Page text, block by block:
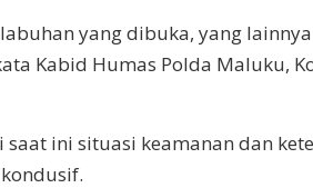
yang dibuka, yang
Kabid Humas Polda Maluku,
saat ini situasi keamanan dan